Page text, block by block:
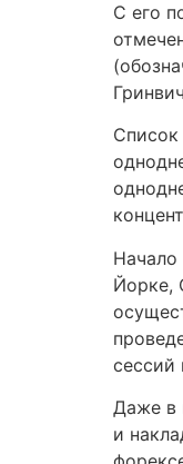
С его
Йорке,
сессий
Даже в
и